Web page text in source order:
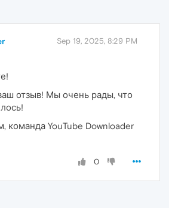
Sep 19, 2025, 8:29 PM
отзыв! Мы очень рады, что
команда YouTube Downloader
0